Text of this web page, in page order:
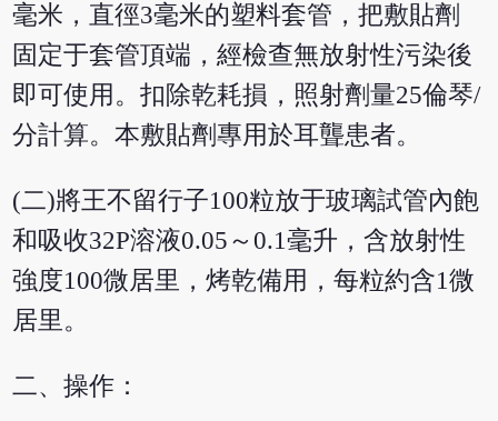
毫米，直徑3毫米的塑料套管，把敷貼劑
固定于套管頂端，經檢查無放射性污染後
即可使用。扣除乾耗損，照射劑量25倫琴/
分計算。本敷貼劑專用於耳聾患者。
(二)將王不留行子100粒放于玻璃試管內飽
和吸收32P溶液0.05～0.1毫升，含放射性
強度100微居里，烤乾備用，每粒約含1微
居里。
二、操作：